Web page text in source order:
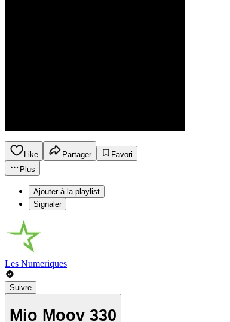
Like Partager
Favori
Plus
Ajouter à la playlist
Signaler
Les Numeriques
Suivre
Mio Moov 330